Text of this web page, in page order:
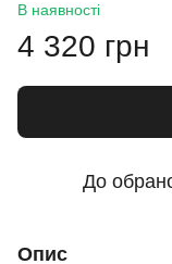
В наявності
4 320 грн
До
Опис